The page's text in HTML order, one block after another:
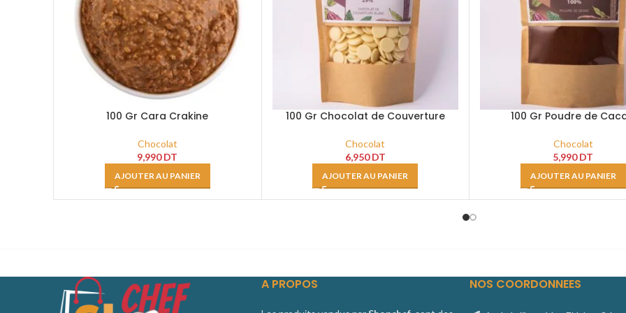
100 Gr Cara Crakine
Chocolat
9,990DT
AJOUTER AU PANIER
100 Gr Chocolat de Couverture
Chocolat
6,950DT
AJOUTER AU PANIER
100 Gr Poudre de
Chocolat
5,990DT
AJOUTER AU PANIER
A PROPOS NOS COORDONNEES